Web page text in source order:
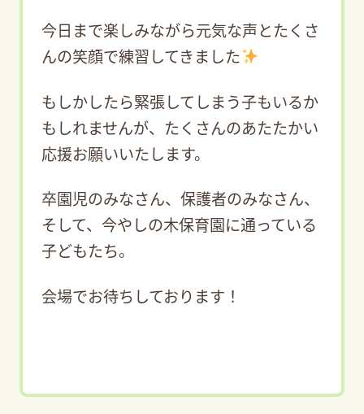
今日まで楽しみながら元気な声とたくさ
んの笑顔で練習してきました
もしかしたら緊張してしまう子もいるか
もしれませんが、たくさんのあたたかい
応援お願いいたします。
卒園児のみなさん、保護者のみなさん、
そして、今やしの木保育園に通っている
子どもたち。
会場でお待ちしております！